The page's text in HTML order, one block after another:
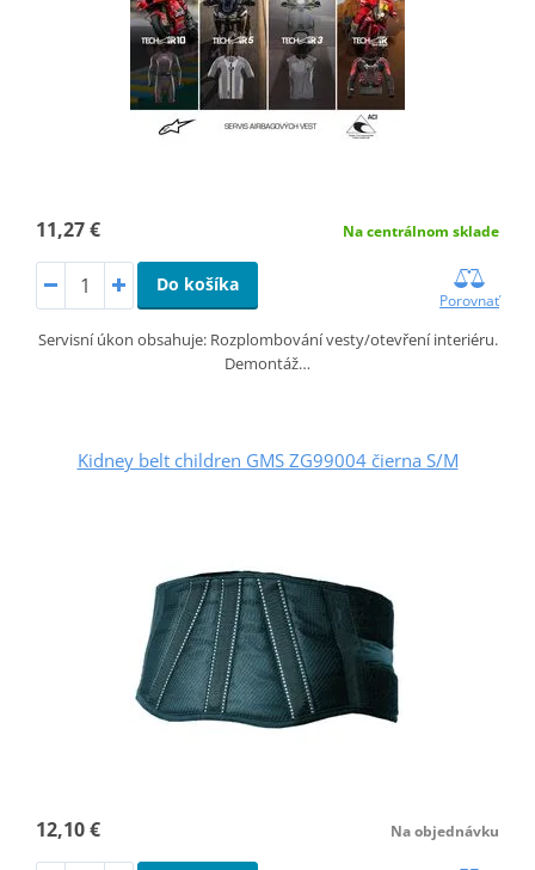
11,27 € Na centrálnom sklade
Do košíka
Porovnať
Servisní úkon obsahuje: Rozplombování vesty/otevření interiéru.
Demontáž…
Kidney belt children GMS ZG99004 čierna S/M
12,10 € Na objednávku